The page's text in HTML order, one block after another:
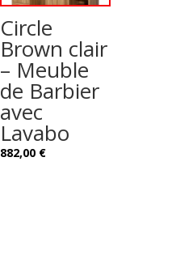
Circle
Brown clair
– Meuble
de Barbier
avec
Lavabo
882,00 €